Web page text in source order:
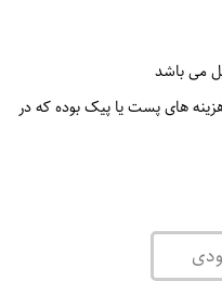
می باشد
های پست یا پیک بوده که در